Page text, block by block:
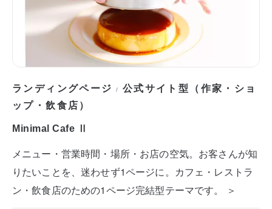
ランディングページ / 公式サイト型（作家・ショ
ップ・飲食店）
Minimal Cafe Ⅱ
メニュー・営業時間・場所・お店の空気。お客さんが知
りたいことを、迷わせず1ページに。カフェ・レストラ
ン・飲食店のための1ページ完結型テーマです。 ＞